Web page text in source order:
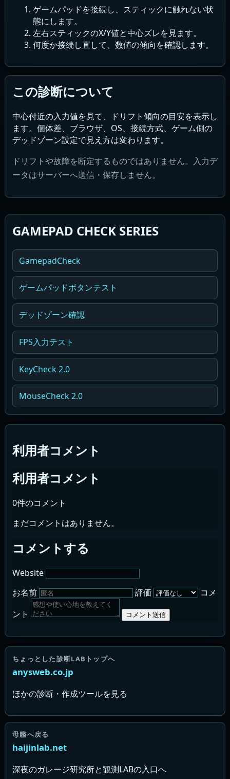
ゲームパッドを接続し、スティックに触れない状
態にします。
左右スティックのX/Y値と中心ズレを見ます。
何度か接続し直して、数値の傾向を確認します。
この診断について
中心付近の入力値を見て、ドリフト傾向の目安を表示し
ます。個体差、ブラウザ、OS、接続方式、ゲーム側の
デッドゾーン設定で見え方は変わります。
ドリフトや故障を断定するものではありません。入力デ
ータはサーバーへ送信・保存しません。
GAMEPAD CHECK SERIES
GamepadCheck
ゲームパッドボタンテスト
デッドゾーン確認
FPS入力テスト
KeyCheck 2.0
MouseCheck 2.0
利用者コメント
利用者コメント
0件のコメント
まだコメントはありません。
コメントする
Website
お名前
評価
コメ
ント
コメント送信
ちょっとした診断LABトップへ
anysweb.co.jp
ほかの診断・作成ツールを見る
母艦へ戻る
haijinlab.net
深夜のガレージ研究所と観測LABの入口へ